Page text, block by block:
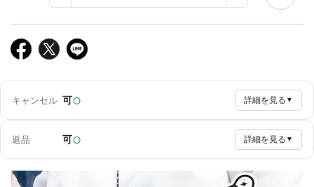
キャンセル 可○ 詳細を見る ▼
返品 可○ 詳細を見る ▼